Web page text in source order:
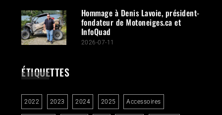
Hommage à Denis Lavoie, président-
fondateur de Motoneiges.ca et
InfoQuad
2026-07-11
ÉTIQUETTES
2022 2023 2024 2025 Accessoires